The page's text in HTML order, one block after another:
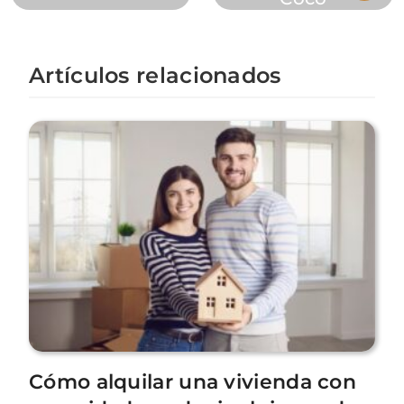
Artículos relacionados
Cómo alquilar una vivienda con